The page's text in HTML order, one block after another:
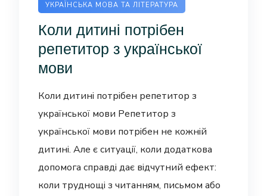
УКРАЇНСЬКА МОВА ТА ЛІТЕРАТУРА
Коли дитині потрібен
репетитор з української
мови
Коли дитині потрібен репетитор з
української мови Репетитор з
української мови потрібен не кожній
дитині. Але є ситуації, коли додаткова
допомога справді дає відчутний ефект:
коли труднощі з читанням, письмом або